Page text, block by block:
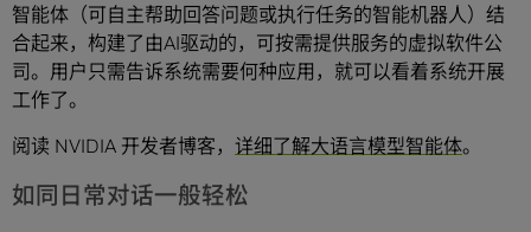
智能体（可自主帮助回答问题或执行任务的智能机器人）结
合起来，构建了由AI驱动的，可按需提供服务的虚拟软件公
司。用户只需告诉系统需要何种应用，就可以看着系统开展
工作了。
阅读 NVIDIA 开发者博客， 详细了解大语言模型智能体。
如同日常对话一般轻松